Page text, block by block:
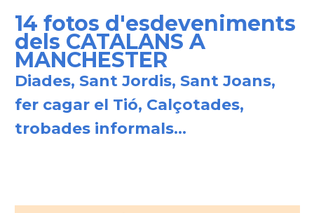
14 fotos d'esdeveniments
dels CATALANS A
MANCHESTER
Diades, Sant Jordis, Sant Joans,
fer cagar el Tió, Calçotades,
trobades informals...